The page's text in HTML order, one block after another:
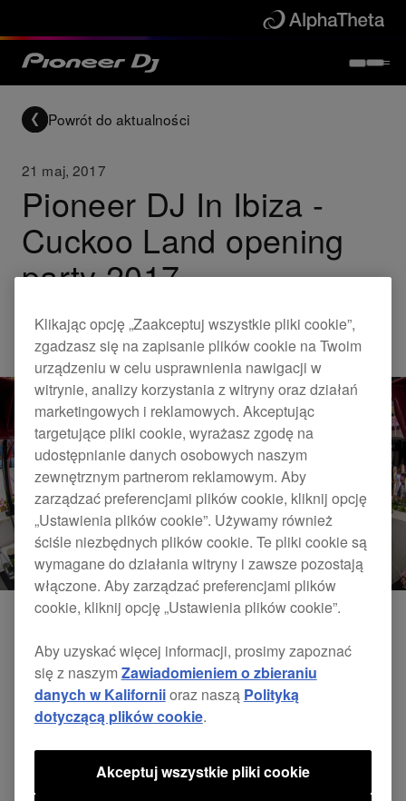
Powrót do aktualności
21 maj, 2017
Pioneer DJ In Ibiza -
Cuckoo Land opening
party 2017
Others
Klikając opcję „Zaakceptuj wszystkie pliki cookie”,
zgadzasz się na zapisanie plików cookie na Twoim
urządzeniu w celu usprawnienia nawigacji w
witrynie, analizy korzystania z witryny oraz działań
marketingowych i reklamowych. Akceptując
targetujące pliki cookie, wyrażasz zgodę na
udostępnianie danych osobowych naszym
zewnętrznym partnerom reklamowym. Aby
zarządzać preferencjami plików cookie, kliknij opcję
„Ustawienia plików cookie”. Używamy również
ściśle niezbędnych plików cookie. Te pliki cookie są
wymagane do działania witryny i zawsze pozostają
włączone. Aby zarządzać preferencjami plików
cookie, kliknij opcję „Ustawienia plików cookie”.
Aby uzyskać więcej informacji, prosimy zapoznać
się z naszym Zawiadomieniem o zbieraniu
danych w Kaliforniioraz naszą Polityką
dotyczącą plików cookie.
Akceptuj wszystkie pliki cookie